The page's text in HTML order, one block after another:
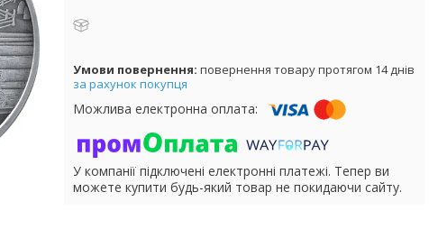
повернення товару протягом 14 днів
за рахунок покупця
У компанії підключені електронні платежі. Тепер ви
можете купити будь-який товар не покидаючи сайту.